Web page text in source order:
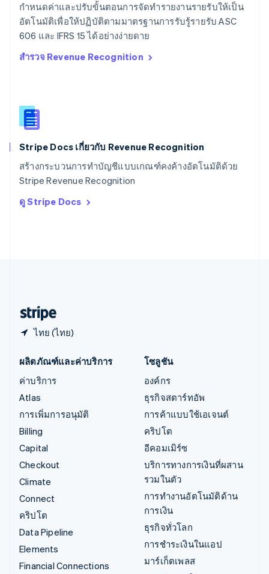
กำหนดค่าและปรับขั้นตอนการจัดทำรายงานรายรับให้เป็น
อัตโนมัติเพื่อให้ปฏิบัติตามมาตรฐานการรับรู้รายรับ ASC
606 และ IFRS 15 ได้อย่างง่ายดาย
สำรวจ Revenue Recognition
Stripe Docs เกี่ยวกับ Revenue Recognition
สร้างกระบวนการทำบัญชีแบบเกณฑ์คงค้างอัตโนมัติด้วย
Stripe Revenue Recognition
ดู Stripe Docs
ไทย (ไทย)
SvenskaEnglish
สหรัฐอเมริกา
EnglishEspañol简体中文
English
English
สิงคโปร์
ออสเตรเลีย
ออสเตรีย
DeutschEnglish
ItalianoEnglish
ผลิตภัณฑ์และค่าบริการ
ค่าบริการ
Atlas
การเพิ่มการอนุมัติ
Billing
Capital
Checkout
Climate
Connect
คริปโต
Data Pipeline
Elements
Financial Connections
โซลูชัน
องค์กร
ธุรกิจสตาร์ทอัพ
การค้าแบบใช้เอเจนต์
คริปโต
อีคอมเมิร์ซ
บริการทางการเงินที่ผสาน
รวมในตัว
การทำงานอัตโนมัติด้าน
การเงิน
ธุรกิจทั่วโลก
การชำระเงินในแอป
มาร์เก็ตเพลส